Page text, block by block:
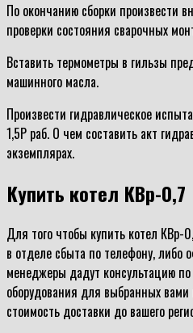
По окончанию сборки произвести
проверки состояния сварочных
Вставить термометры в гильзы
машинного масла.
Произвести гидравлическое
1,5Р раб. О чем составить акт
экземплярах.
Купить котел КВр-0,7
Для того чтобы купить котел КВр-
в отделе сбыта по телефону, либо
менеджеры дадут консультацию по
оборудования для выбранных
стоимость доставки до вашего